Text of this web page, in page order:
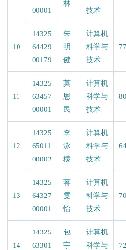
00001
林
技术
10
14325
64429
00179
朱
明
健
计算机
科学与
技术
77
11
14325
63457
00001
莫
恩
民
计算机
科学与
技术
80
12
14325
65011
00002
李
泳
檬
计算机
科学与
技术
64
13
14325
64327
00001
蒋
雯
怡
计算机
科学与
技术
70
14
14325
63301
包
宇
计算机
科学与
72